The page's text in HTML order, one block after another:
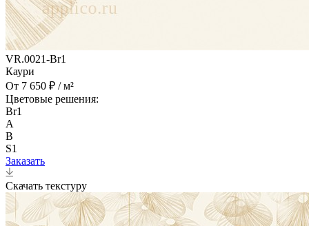
VR.0021-Br1
Каури
От 7 650 ₽ / м²
Цветовые решения:
Br1
A
B
S1
Заказать
Скачать текстуру